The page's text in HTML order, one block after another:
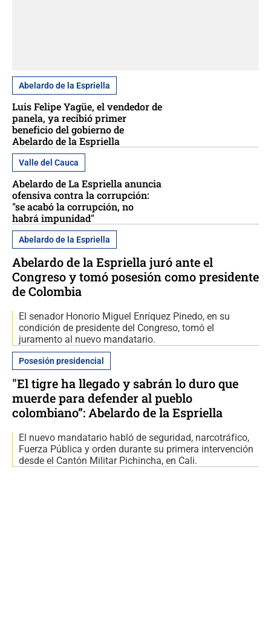
Abelardo de la Espriella
Luis Felipe Yagüe, el vendedor de
panela, ya recibió primer
beneficio del gobierno de
Abelardo de la Espriella
Valle del Cauca
Abelardo de La Espriella anuncia
ofensiva contra la corrupción:
"se acabó la corrupción, no
habrá impunidad"
Abelardo de la Espriella
Abelardo de la Espriella juró ante el
Congreso y tomó posesión como presidente
de Colombia
El senador Honorio Miguel Enríquez Pinedo, en su
condición de presidente del Congreso, tomó el
juramento al nuevo mandatario.
Posesión presidencial
"El tigre ha llegado y sabrán lo duro que
muerde para defender al pueblo
colombiano”: Abelardo de la Espriella
El nuevo mandatario habló de seguridad, narcotráfico,
Fuerza Pública y orden durante su primera intervención
desde el Cantón Militar Pichincha, en Cali.